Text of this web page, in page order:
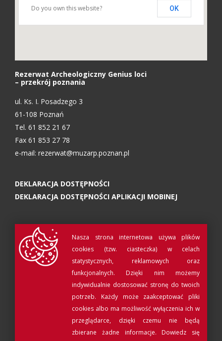
Do you own this website? OK
Rezerwat Archeologiczny Genius loci
– przekrój poznania
ul. Ks. I. Posadzego 3
61-108 Poznań
Tel. 61 852 21 67
Fax 61 853 27 78
e-mail: rezerwat@muzarp.poznan.pl
DEKLARACJA DOSTĘPNOŚCI
DEKLARACJA DOSTĘPNOŚCI APLIKACJI MOBINEJ
© Muzeum Archeologiczne w Poznaniu 2017
Projekt i realizacja:QRtag
Nasza strona internetowa używa plików
cookies (tzw. ciasteczka) w celach
statystycznych, reklamowych oraz
funkcjonalnych. Dzięki nim możemy
indywidualnie dostosować stronę do twoich
potrzeb. Każdy może zaakceptować pliki
cookies albo ma możliwość wyłączenia ich w
przeglądarce, dzięki czemu nie będą
zbierane żadne informacje. Dowiedz się